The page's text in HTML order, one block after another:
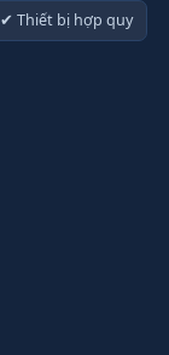
✔ Thiết bị hợp quy